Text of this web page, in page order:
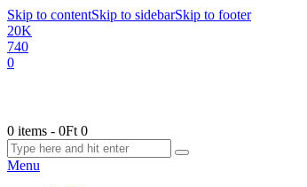
Skip to contentSkip to sidebarSkip to footer
20K
740
0
0 items - 0Ft 0
Menu